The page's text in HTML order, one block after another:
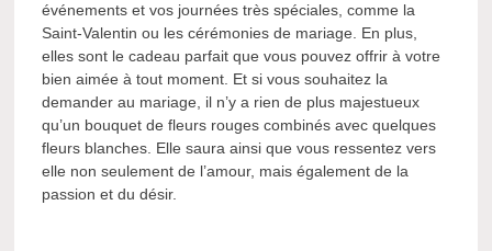
événements et vos journées très spéciales, comme la
Saint-Valentin ou les cérémonies de mariage. En plus,
elles sont le cadeau parfait que vous pouvez offrir à votre
bien aimée à tout moment. Et si vous souhaitez la
demander au mariage, il n’y a rien de plus majestueux
qu’un bouquet de fleurs rouges combinés avec quelques
fleurs blanches. Elle saura ainsi que vous ressentez vers
elle non seulement de l’amour, mais également de la
passion et du désir.